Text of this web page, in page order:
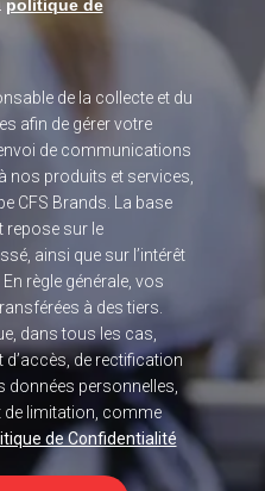
politique de
de la collecte et du
afin de gérer votre
de communications
nos produits et services,
CFS Brands. La base
repose sur le
ainsi que sur l’intérêt
règle générale, vos
à des tiers.
dans tous les cas,
de rectification
données personnelles,
de limitation, comme
de Confidentialité